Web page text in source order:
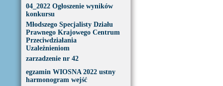
04_2022 Ogłoszenie wyników
konkursu
Młodszego Specjalisty Działu
Prawnego Krajowego Centrum
Przeciwdziałania
Uzależnieniom
zarzadzenie nr 42
egzamin WIOSNA 2022 ustny
harmonogram wejść